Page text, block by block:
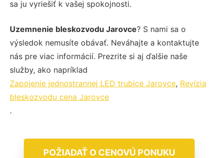
sa ju vyriešiť k vašej spokojnosti.
Uzemnenie bleskozvodu Jarovce? S nami sa o
výsledok nemusíte obávať. Neváhajte a kontaktujte
nás pre viac informácií. Prezrite si aj ďalšie naše
služby, ako napríklad
Zapojenie jednostrannej LED trubice Jarovce, Revízia
bleskozvodu cena Jarovce
.
POŽIADAŤ O CENOVÚ PONUKU